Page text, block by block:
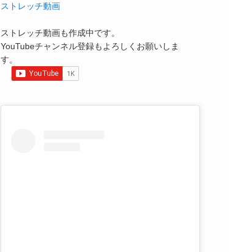
ストレッチ動画
ストレッチ動画も作成中です。
YouTubeチャンネル登録もよろしくお願いしま
す。